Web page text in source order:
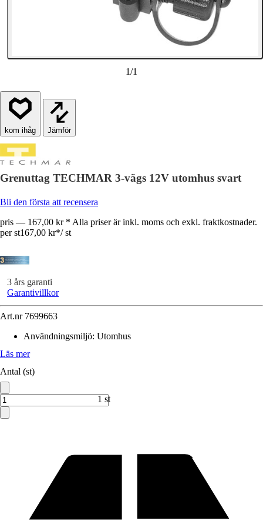
1/1
Jämför
Grenuttag TECHMAR 3-vägs 12V utomhus svart
Bli den första att recensera
pris — 167,00 kr * Alla priser är inkl. moms och exkl. fraktkostnader.
per st167,00 kr*/ st
3 års garanti
Garantivillkor
Art.nr 7699663
Användningsmiljö: Utomhus
Läs mer
Antal (st)
1 st